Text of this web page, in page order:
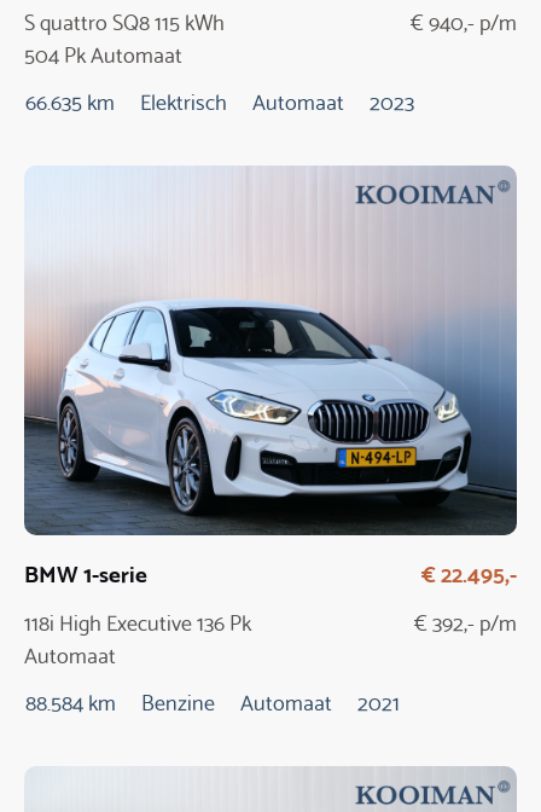
S quattro SQ8 115 kWh
504 Pk Automaat
€ 940,- p/m
66.635 km Elektrisch Automaat 2023
BMW 1-serie
118i High Executive 136 Pk
Automaat
€ 22.495,-
€ 392,- p/m
88.584 km Benzine Automaat 2021